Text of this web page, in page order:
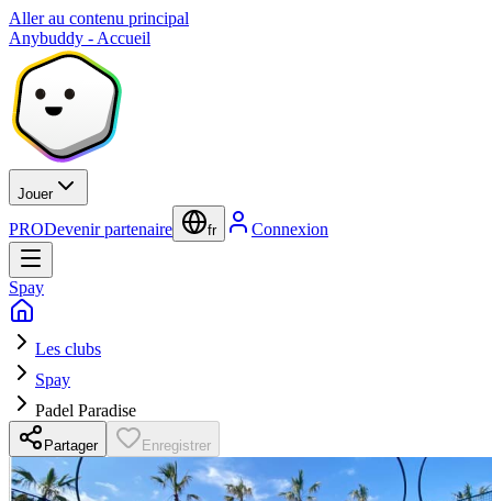
Aller au contenu principal
Anybuddy - Accueil
Jouer
PRODevenir partenaire fr Connexion
Spay
Les clubs
Spay
Padel Paradise
Partager Enregistrer